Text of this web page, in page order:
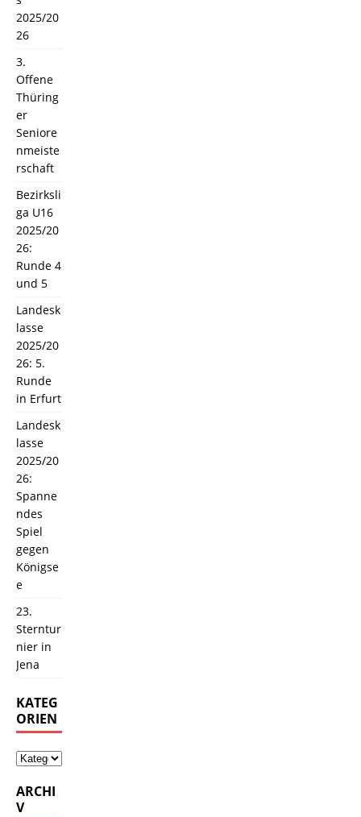
2025/20
26
3.
Offene
Thüring
er
Seniore
nmeiste
rschaft
Bezirksli
ga U16
2025/20
26:
Runde 4
und 5
Landesk
lasse
2025/20
26: 5.
Runde
in Erfurt
Landesk
lasse
2025/20
26:
Spanne
ndes
Spiel
gegen
Königse
e
23.
Sterntur
nier in
Jena
KATEG
ORIEN
ARCHI
V